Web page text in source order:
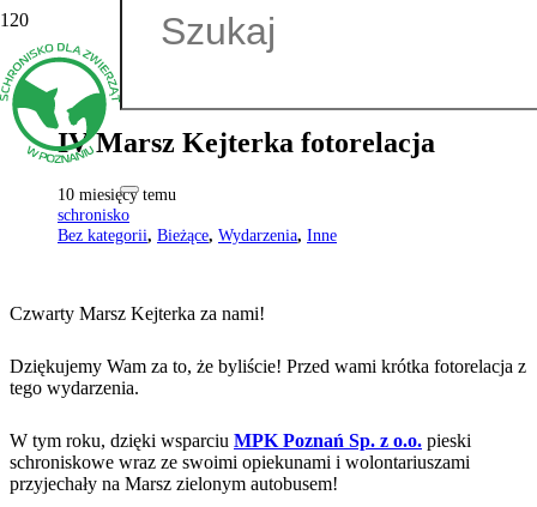
IV Marsz Kejterka fotorelacja
10 miesięcy temu
schronisko
Bez kategorii, Bieżące, Wydarzenia, Inne
Czwarty Marsz Kejterka za nami!
Dziękujemy Wam za to, że byliście! Przed wami krótka fotorelacja z
tego wydarzenia.
W tym roku, dzięki wsparciu MPK Poznań Sp. z o.o. pieski
schroniskowe wraz ze swoimi opiekunami i wolontariuszami
przyjechały na Marsz zielonym autobusem!